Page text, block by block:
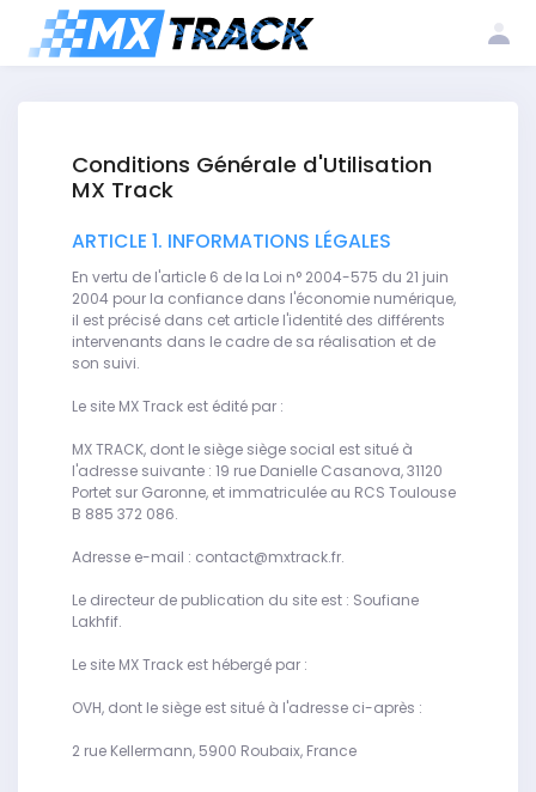
Log
in
Create my
account
Conditions Générale d'Utilisation
MX Track
ARTICLE 1. INFORMATIONS LÉGALES
En vertu de l'article 6 de la Loi n° 2004-575 du 21 juin
2004 pour la confiance dans l'économie numérique,
il est précisé dans cet article l'identité des différents
intervenants dans le cadre de sa réalisation et de
son suivi.
Le site MX Track est édité par :
MX TRACK, dont le siège siège social est situé à
l'adresse suivante : 19 rue Danielle Casanova, 31120
Portet sur Garonne, et immatriculée au RCS Toulouse
B 885 372 086.
Adresse e-mail : contact@mxtrack.fr.
Le directeur de publication du site est : Soufiane
Lakhfif.
Le site MX Track est hébergé par :
OVH, dont le siège est situé à l'adresse ci-après :
2 rue Kellermann, 5900 Roubaix, France